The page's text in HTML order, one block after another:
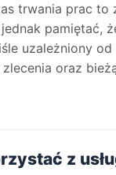
trwania prac to
pamiętać,
uzależniony od
oraz
z